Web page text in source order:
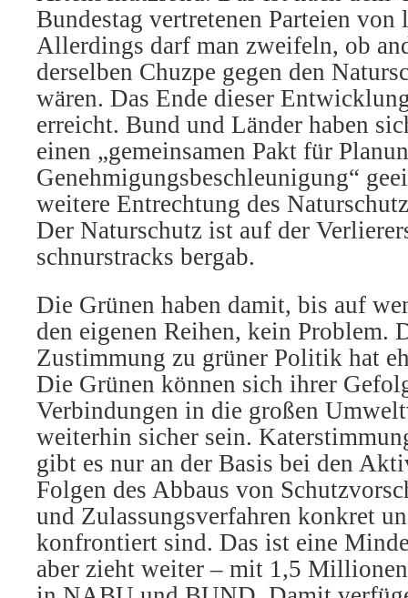
Bundestag vertretenen Parteien
Allerdings darf man zweifeln, ob
derselben Chuzpe gegen den
wären. Das Ende dieser
erreicht. Bund und Länder haben
einen „gemeinsamen Pakt für
Genehmigungsbeschleunigung“
weitere Entrechtung des
Der Naturschutz ist auf der
schnurstracks bergab.
Die Grünen haben damit, bis auf
den eigenen Reihen, kein Problem.
Zustimmung zu grüner Politik hat
Die Grünen können sich ihrer
Verbindungen in die großen
weiterhin sicher sein.
gibt es nur an der Basis bei den
Folgen des Abbaus von
und Zulassungsverfahren konkret
konfrontiert sind. Das ist eine
aber zieht weiter – mit 1,5